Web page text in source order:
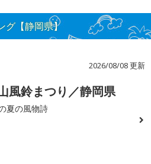
グ【静岡県】
2026/08/08 更新
風鈴まつり／静岡県
夏の風物詩